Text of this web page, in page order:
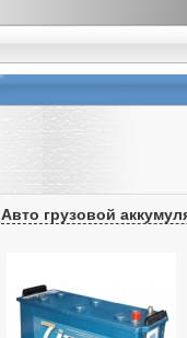
Авто грузовой